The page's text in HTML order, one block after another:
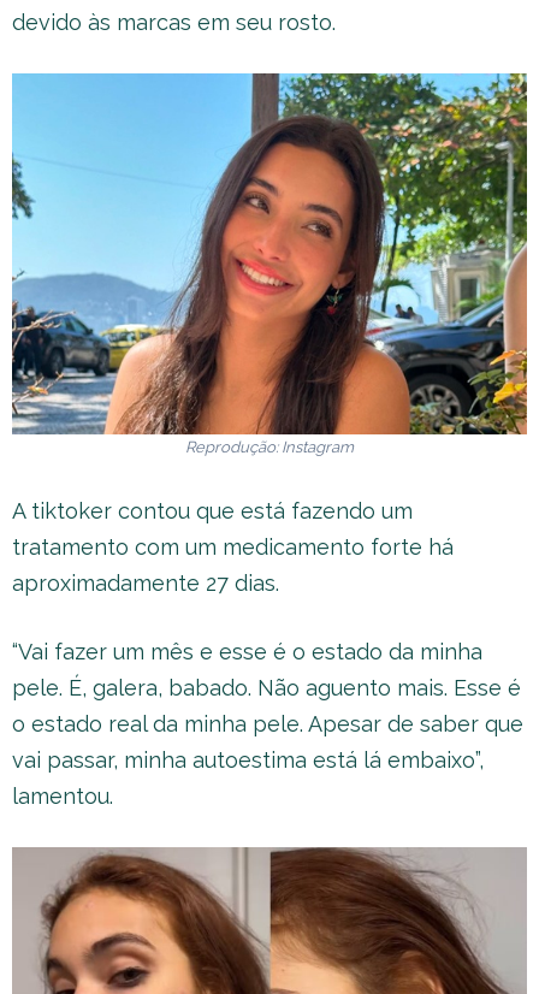
devido às marcas em seu rosto.
Reprodução: Instagram
A tiktoker contou que está fazendo um
tratamento com um medicamento forte há
aproximadamente 27 dias.
“Vai fazer um mês e esse é o estado da minha
pele. É, galera, babado. Não aguento mais. Esse é
o estado real da minha pele. Apesar de saber que
vai passar, minha autoestima está lá embaixo”,
lamentou.